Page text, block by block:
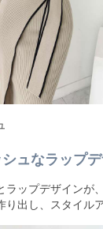
ュなラップ
ラップデザインが
り出し、スタイル